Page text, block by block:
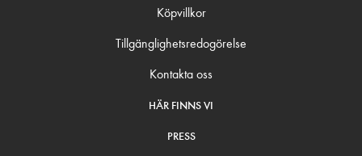
Köpvillkor
Tillgänglighetsredogörelse
Kontakta oss
HÄR FINNS VI
PRESS